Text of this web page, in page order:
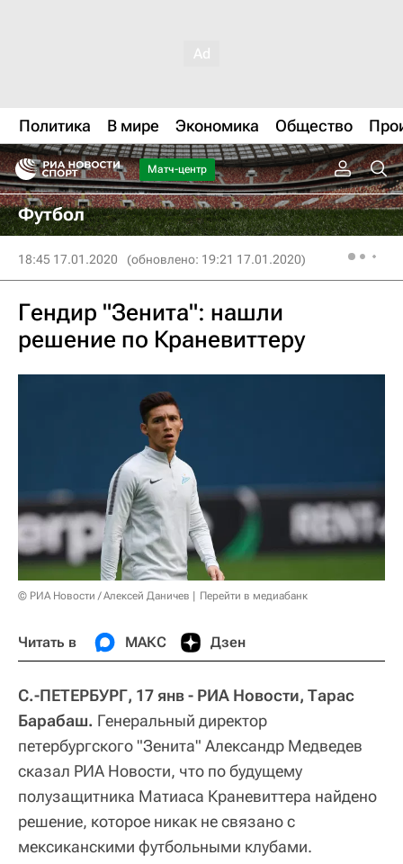
Политика В мире Экономика Общество
Матч-центр
Футбол
18:45 17.01.2020 (обновлено: 19:21 17.01.2020)
Гендир "Зенита": нашли
решение по Краневиттеру
© РИА Новости / Алексей Даничев Перейти в медиабанк
Читать в МАКС Дзен
С.-ПЕТЕРБУРГ, 17 янв - РИА Новости, Тарас
Барабаш. Генеральный директор
петербургского "Зенита" Александр Медведев
сказал РИА Новости, что по будущему
полузащитника Матиаса Краневиттера найдено
решение, которое никак не связано с
мексиканскими футбольными клубами.